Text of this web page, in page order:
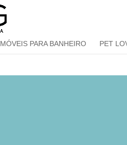
MÓVEIS PARA BANHEIRO PET